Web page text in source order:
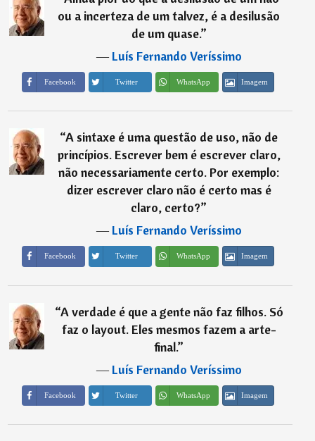
ou a incerteza de um talvez, é a desilusão
de um quase.”
―Luís Fernando Veríssimo
Facebook Twitter WhatsApp Imagem
“A sintaxe é uma questão de uso, não de
princípios. Escrever bem é escrever claro,
não necessariamente certo. Por exemplo:
dizer escrever claro não é certo mas é
claro, certo?”
―Luís Fernando Veríssimo
Facebook Twitter WhatsApp Imagem
“A verdade é que a gente não faz filhos. Só
faz o layout. Eles mesmos fazem a arte-
final.”
―Luís Fernando Veríssimo
Facebook Twitter WhatsApp Imagem